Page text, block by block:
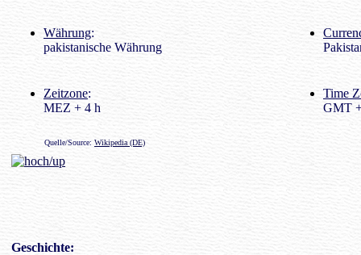
Währung:
pakistanische Währung
Zeitzone:
MEZ + 4 h
Time
GMT
Quelle/Source: Wikipedia (DE)
Geschichte: